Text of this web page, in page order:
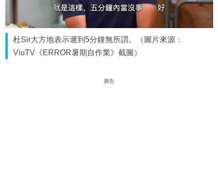
杜Sir大方地表示遲到5分鐘無所謂。（圖片來源：
ViuTV《ERROR暑期自作業》截圖）
廣告